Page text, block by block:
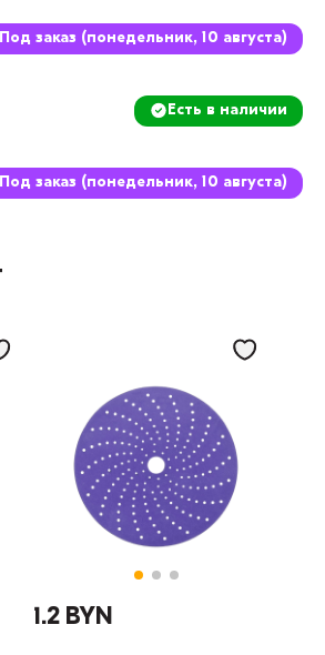
Под заказ (понедельник, 10 августа)
Есть в наличии
Под заказ (понедельник, 10 августа)
1.2 BYN